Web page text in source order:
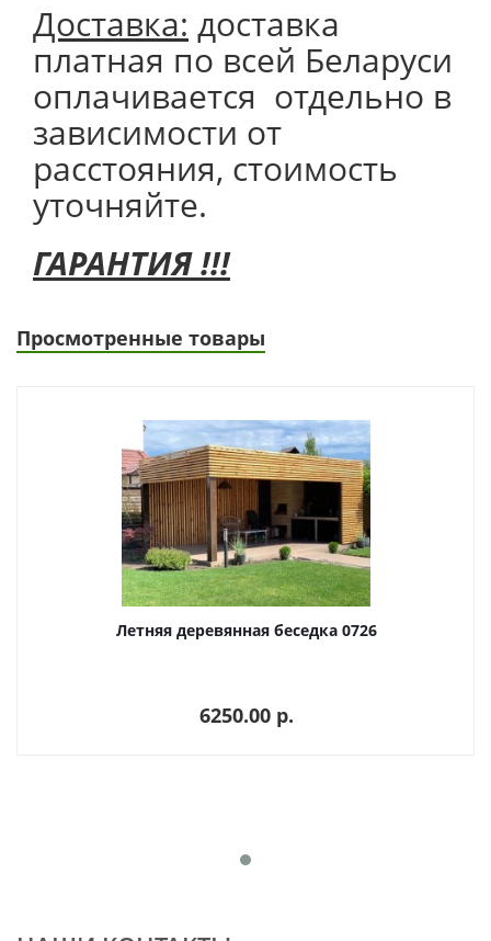
Доставка: доставка
платная по всей Беларуси
оплачивается отдельно в
зависимости от
расстояния, стоимость
уточняйте.
ГАРАНТИЯ !!!
Просмотренные товары
Летняя деревянная беседка 0726
6250.00 p.